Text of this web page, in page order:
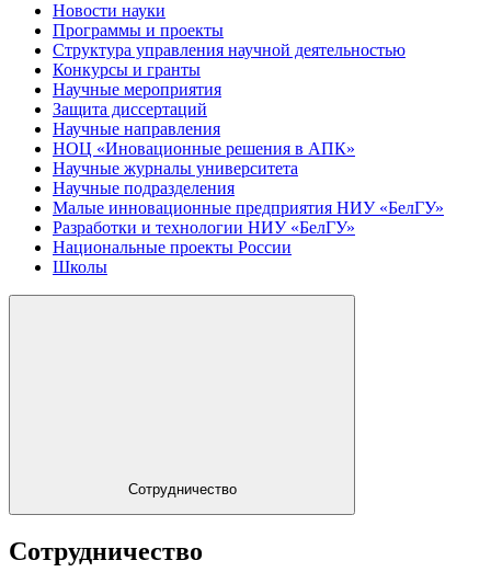
Новости науки
Программы и проекты
Структура управления научной деятельностью
Конкурсы и гранты
Научные мероприятия
Защита диссертаций
Научные направления
НОЦ «Иновационные решения в АПК»
Научные журналы университета
Научные подразделения
Малые инновационные предприятия НИУ «БелГУ»
Разработки и технологии НИУ «БелГУ»
Национальные проекты России
Школы
Сотрудничество
Сотрудничество